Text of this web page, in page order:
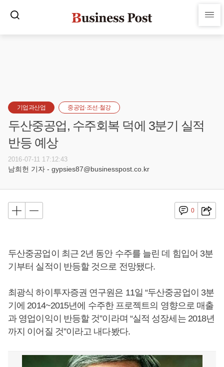
기업과산업 중공업·조선·철강
두산중공업, 수주회복 덕에 3분기 실적
반등 예상
2016-07-11 17:12:43
남희헌 기자 - gypsies87@businesspost.co.kr
0
두산중공업이 최근 2년 동안 수주를 늘린 데 힘입어 3분
기부터 실적이 반등할 것으로 전망됐다.
최광식 하이투자증권 연구원은 11일 “두산중공업이 3분
기에 2014~2015년에 수주한 프로젝트의 영향으로 매출
과 영업이익이 반등할 것”이라며 “실적 성장세는 2018년
까지 이어질 것”이라고 내다봤다.